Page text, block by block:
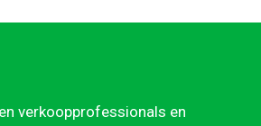
verkoopprofessionals en